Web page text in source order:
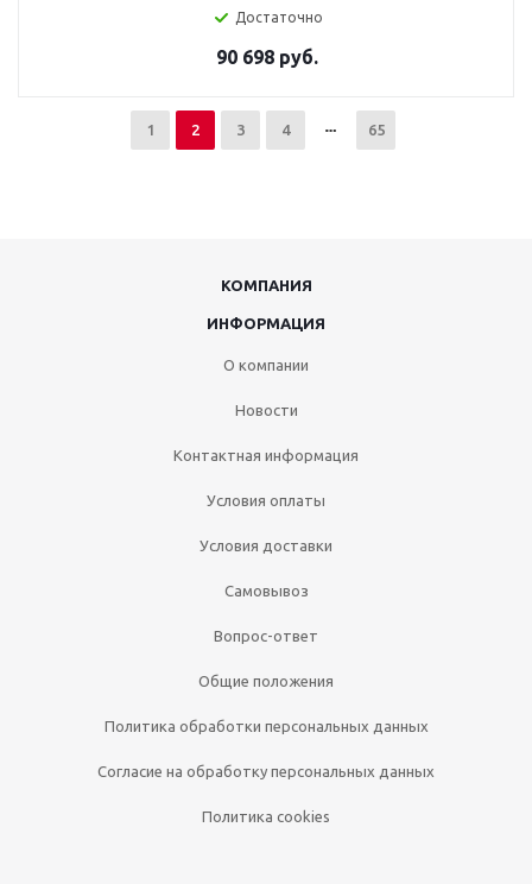
Достаточно
90 698 руб.
1 2 3 4 65
КОМПАНИЯ
ИНФОРМАЦИЯ
О компании
Новости
Контактная информация
Условия оплаты
Условия доставки
Самовывоз
Вопрос-ответ
Общие положения
Политика обработки персональных данных
Согласие на обработку персональных данных
Политика cookies